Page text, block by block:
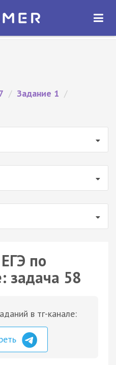
ОТКРЫТЬ
/ Задание 1 /
по
задача 58
в тг-канале: